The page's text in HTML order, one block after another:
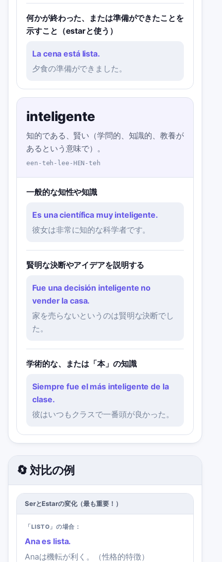
何かが終わった、または準備ができたことを
示すこと（estarと使う）
La cena está lista.
夕食の準備ができました。
inteligente
知的である、賢い（学問的、知識的、教養が
あるという意味で）。
een-teh-lee-HEN-teh
一般的な知性や知識
Es una científica muy inteligente.
彼女は非常に知的な科学者です。
賢明な決断やアイデアを説明する
Fue una decisión inteligente no
vender la casa.
家を売らないというのは賢明な決断でし
た。
学術的な、または「本」の知識
Siempre fue el más inteligente de la
clase.
彼はいつもクラスで一番頭が良かった。
🔄 対比の例
SerとEstarの変化（最も重要！）
「LISTO」の場合：
Ana es lista.
Anaは機転が利く。（性格的特徴）